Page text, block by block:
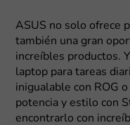
ASUS no solo ofrece
también una gran
increíbles productos.
laptop para tareas
inigualable con ROG
potencia y estilo con
encontrarlo con